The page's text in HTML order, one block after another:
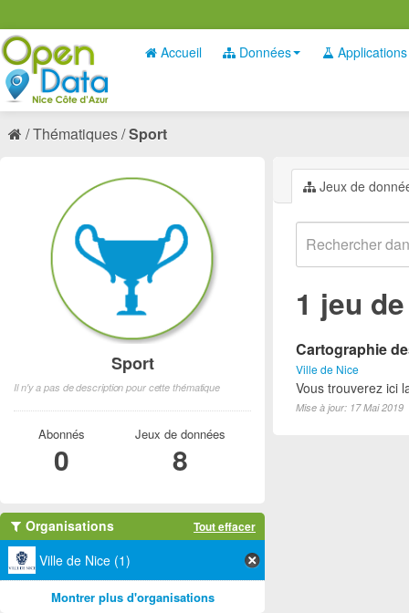
Accueil Données Applications
Thématiques Sport
Jeux de
1 jeu
Cartographie
Ville de Nice
Vous trouverez ici
Mise à jour: 17 Mai 2019
Sport
Il n'y a pas de description pour cette thématique
Abonnés
0
Jeux de données
8
Organisations Tout effacer
Ville de Nice (1)
Montrer plus d'organisations